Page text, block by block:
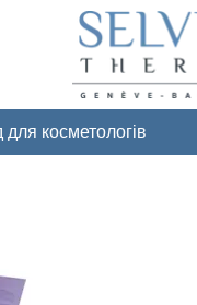
косметологів